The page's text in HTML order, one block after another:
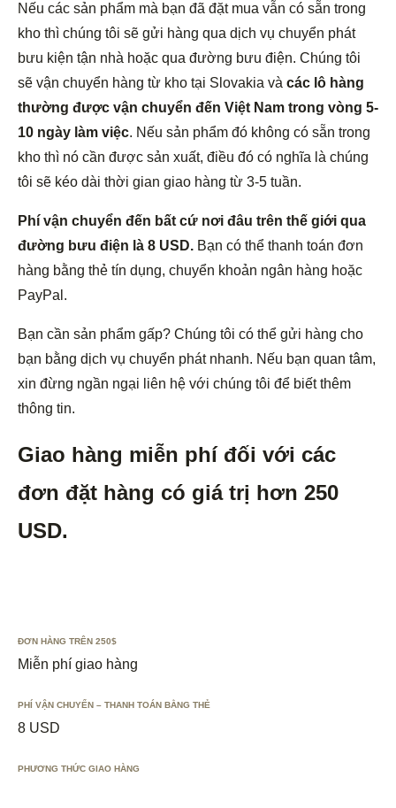
Nếu các sản phẩm mà bạn đã đặt mua vẫn có sẵn trong
kho thì chúng tôi sẽ gửi hàng qua dịch vụ chuyển phát
bưu kiện tận nhà hoặc qua đường bưu điện. Chúng tôi
sẽ vận chuyển hàng từ kho tại Slovakia và các lô hàng
thường được vận chuyển đến Việt Nam trong vòng 5-
10 ngày làm việc. Nếu sản phẩm đó không có sẵn trong
kho thì nó cần được sản xuất, điều đó có nghĩa là chúng
tôi sẽ kéo dài thời gian giao hàng từ 3-5 tuần.
Phí vận chuyển đến bất cứ nơi đâu trên thế giới qua
đường bưu điện là 8 USD. Bạn có thể thanh toán đơn
hàng bằng thẻ tín dụng, chuyển khoản ngân hàng hoặc
PayPal.
Bạn cần sản phẩm gấp? Chúng tôi có thể gửi hàng cho
bạn bằng dịch vụ chuyển phát nhanh. Nếu bạn quan tâm,
xin đừng ngần ngại liên hệ với chúng tôi để biết thêm
thông tin.
Giao hàng miễn phí đối với các
đơn đặt hàng có giá trị hơn 250
USD.
ĐƠN HÀNG TRÊN 250$
Miễn phí giao hàng
PHÍ VẬN CHUYỂN – THANH TOÁN BẰNG THẺ
8 USD
PHƯƠNG THỨC GIAO HÀNG